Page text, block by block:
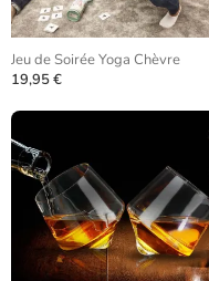
Jeu de Soirée Yoga Chèvre
19,95 €